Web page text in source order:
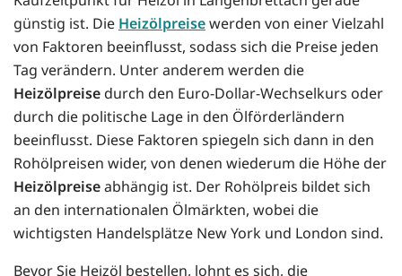
günstig ist. Die Heizölpreisewerden von einer Vielzahl
von Faktoren beeinflusst, sodass sich die Preise jeden
Tag verändern. Unter anderem werden die
Heizölpreise durch den Euro-Dollar-Wechselkurs oder
durch die politische Lage in den Ölförderländern
beeinflusst. Diese Faktoren spiegeln sich dann in den
Rohölpreisen wider, von denen wiederum die Höhe der
Heizölpreiseabhängig ist. Der Rohölpreis bildet sich
an den internationalen Ölmärkten, wobei die
wichtigsten Handelsplätze New York und London sind.
Bevor Sie Heizöl bestellen, lohnt es sich, die